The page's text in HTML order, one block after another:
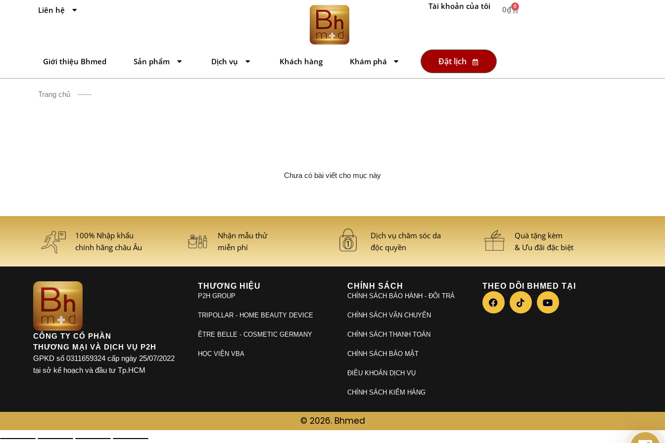
Liên hệ Tài khoản của tôi 0₫ 0
Giới thiệu Bhmed Sản phẩm Dịch vụ Khách hàng Khám phá Đặt lịch
Trang chủ
Chưa có bài viết cho mục này
100% Nhập khẩu
chính hãng châu Âu
Nhận mẫu thử
miễn phí
Dịch vụ chăm sóc da
độc quyền
Quà tặng kèm
& Ưu đãi đặc biệt
CÔNG TY CỔ PHẦN
THƯƠNG MẠI VÀ DỊCH VỤ P2H
GPKD số 0311659324 cấp ngày 25/07/2022
tại sở kế hoạch và đầu tư Tp.HCM
THƯƠNG HIỆU
P2H GROUP
TRIPOLLAR - HOME BEAUTY DEVICE
ÊTRE BELLE - COSMETIC GERMANY
HỌC VIỆN VBA
CHÍNH SÁCH
CHÍNH SÁCH BẢO HÀNH - ĐỔI TRẢ
CHÍNH SÁCH VẬN CHUYỂN
CHÍNH SÁCH THANH TOÁN
CHÍNH SÁCH BẢO MẬT
ĐIỀU KHOẢN DỊCH VỤ
CHÍNH SÁCH KIỂM HÀNG
THEO DÕI BHMED TẠI
© 2026. Bhmed